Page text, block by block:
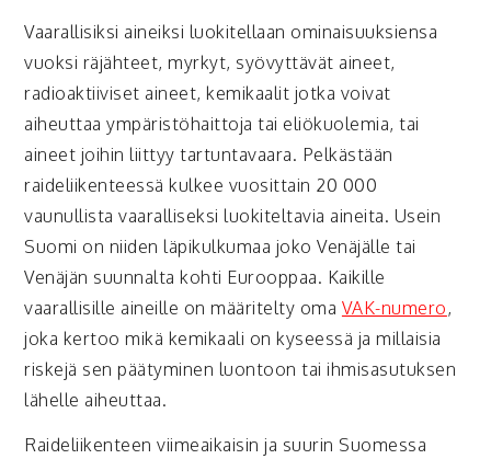
Vaarallisiksi aineiksi luokitellaan ominaisuuksiensa
vuoksi räjähteet, myrkyt, syövyttävät aineet,
radioaktiiviset aineet, kemikaalit jotka voivat
aiheuttaa ympäristöhaittoja tai eliökuolemia, tai
aineet joihin liittyy tartuntavaara. Pelkästään
raideliikenteessä kulkee vuosittain 20 000
vaunullista vaaralliseksi luokiteltavia aineita. Usein
Suomi on niiden läpikulkumaa joko Venäjälle tai
Venäjän suunnalta kohti Eurooppaa. Kaikille
vaarallisille aineille on määritelty oma VAK-numero,
joka kertoo mikä kemikaali on kyseessä ja millaisia
riskejä sen päätyminen luontoon tai ihmisasutuksen
lähelle aiheuttaa.
Raideliikenteen viimeaikaisin ja suurin Suomessa